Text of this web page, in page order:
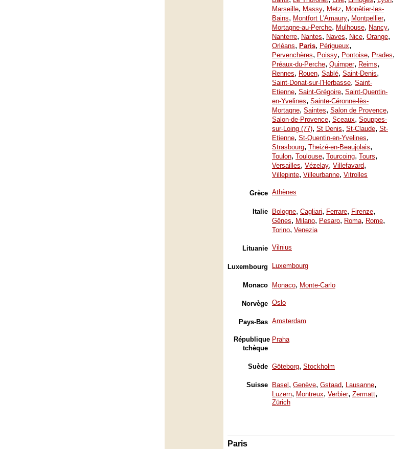
Marseille, Massy, Metz, Monêtier-les-
Bains, Montfort L'Amaury, Montpellier,
Mortagne-au-Perche, Mulhouse, Nancy,
Nanterre, Nantes, Naves, Nice, Orange,
Orléans, Paris, Périgueux,
Pervenchères, Poissy, Pontoise, Prades,
Préaux-du-Perche, Quimper, Reims,
Rennes, Rouen, Sablé, Saint-Denis,
Saint-Donat-sur-l'Herbasse, Saint-
Etienne, Saint-Grégoire, Saint-Quentin-
en-Yvelines, Sainte-Céronne-lès-
Mortagne, Saintes, Salon de Provence,
Salon-de-Provence, Sceaux, Souppes-
sur-Loing (77), St Denis, St-Claude, St-
Etienne, St-Quentin-en-Yvelines,
Strasbourg, Theizé-en-Beaujolais,
Toulon, Toulouse, Tourcoing, Tours,
Versailles, Vézelay, Villefavard,
Villepinte, Villeurbanne, Vitrolles
Grèce Athènes
Italie Bologne, Cagliari, Ferrare, Firenze,
Gênes, Milano, Pesaro, Roma, Rome,
Torino, Venezia
Lituanie Vilnius
Luxembourg Luxembourg
Monaco Monaco, Monte-Carlo
Norvège Oslo
Pays-Bas Amsterdam
République
tchèque
Praha
Suède Göteborg, Stockholm
Suisse Basel , Genève, Gstaad, Lausanne,
Luzern, Montreux, Verbier, Zermatt,
Zürich
Paris